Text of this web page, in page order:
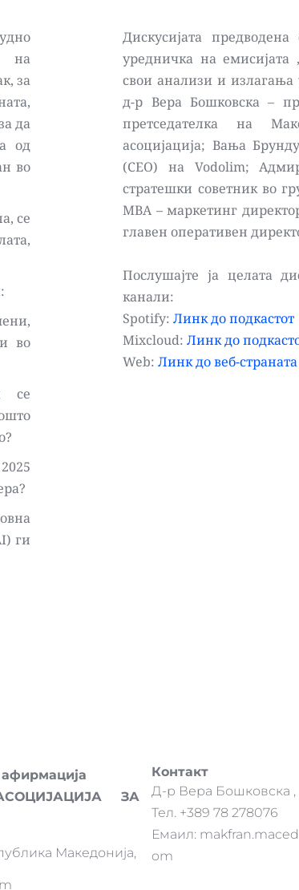
на
за
да
од
во
се
во
се
ги
Дискусијата
уредничка на емисијата
свои анализи и излагања
д-р Вера Бошковска –
претседателка на
асоцијација; Вања
(CEO) на Vodolim;
стратешки советник во
MBA – маркетинг
главен оперативен
Послушајте ја целата
канали:
Spotify: Линк до подкастот
Mixcloud: Линк до
Web: Линк до веб-страната
ЗА
Македонија,
Контакт
Д-р Вера Бошковска ,
Тел. +389 78 278076
Емаил:
om